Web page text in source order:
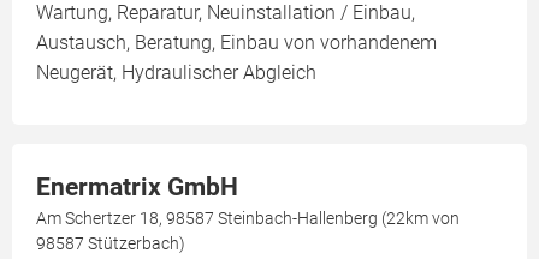
Wartung, Reparatur, Neuinstallation / Einbau,
Austausch, Beratung, Einbau von vorhandenem
Neugerät, Hydraulischer Abgleich
Enermatrix GmbH
Am Schertzer 18, 98587 Steinbach-Hallenberg (22km von
98587 Stützerbach)